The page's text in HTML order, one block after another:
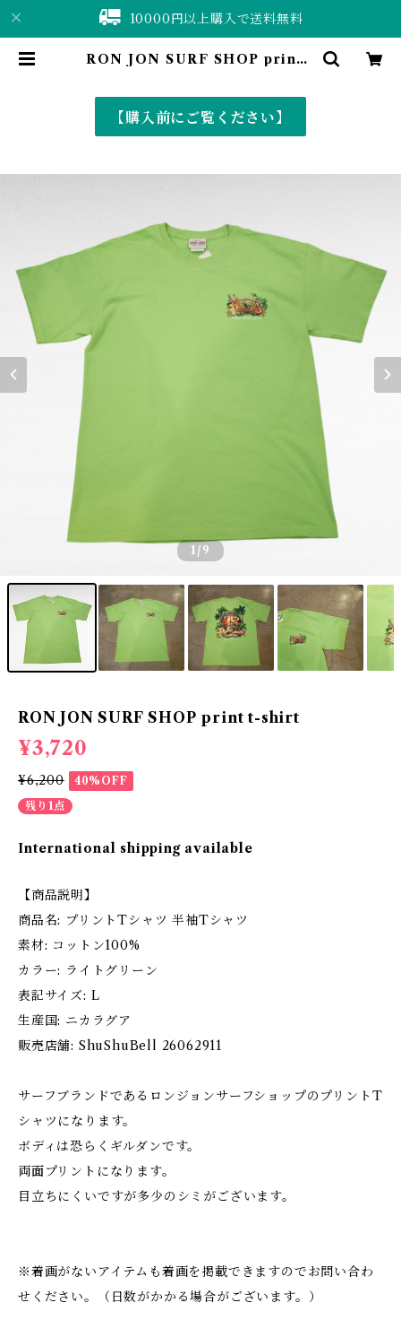
10000円以上購入で送料無料
RON JON SURF SHOP print t
【購入前にご覧ください】
1 /9
RON JON SURF SHOP print t-shirt
¥3,720
¥6,200
40%OFF
残り1点
International shipping available
【商品説明】
商品名: プリントTシャツ 半袖Tシャツ
素材: コットン100%
カラー: ライトグリーン
表記サイズ: L
生産国: ニカラグア
販売店舗: ShuShuBell 26062911
サーフブランドであるロンジョンサーフショップのプリントT
シャツになります。
ボディは恐らくギルダンです。
両面プリントになります。
目立ちにくいですが多少のシミがございます。
※着画がないアイテムも着画を掲載できますのでお問い合わ
せください。（日数がかかる場合がございます。）